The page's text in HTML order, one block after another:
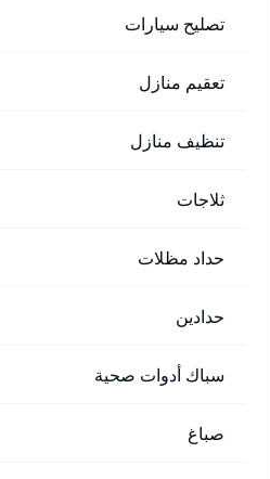
تصليح سيارات
تعقيم منازل
تنظيف منازل
ثلاجات
حداد مظلات
حدادين
سباك أدوات صحية
صباغ